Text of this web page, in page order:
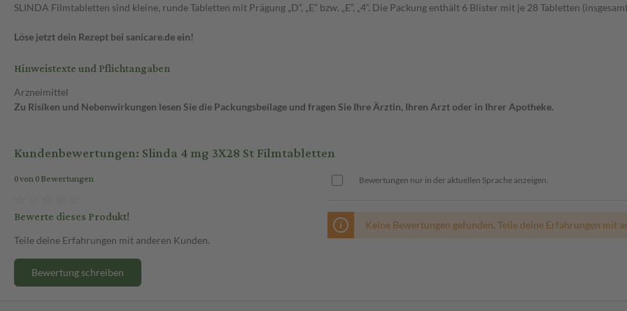
SLINDA Filmtabletten sind kleine, runde Tabletten mit Prägung „D“, „E“ bzw. „E“, „4“. Die Packung enthält 6 Blister mit je 28 Tabletten
Löse jetzt dein Rezept bei sanicare.de ein!
Hinweistexte und Pflichtangaben
Arzneimittel
Zu Risiken und Nebenwirkungen lesen Sie die Packungsbeilage und fragen Sie Ihre Ärztin, Ihren Arzt oder in Ihrer Apotheke.
Kundenbewertungen: Slinda 4 mg 3X28 St Filmtabletten
0 von 0 Bewertungen
Bewerte dieses Produkt!
Teile deine Erfahrungen mit anderen Kunden.
Bewertung schreiben
Bewertungen nur in der aktuellen Sprache anzeigen.
Keine Bewertungen gefunden. Teile deine Erfahrungen mit